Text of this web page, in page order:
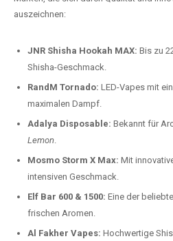
auszeichnen:
JNR Shisha Hookah MAX: Bis zu
Shisha-Geschmack.
RandM Tornado: LED-Vapes mit
maximalen Dampf.
Adalya Disposable: Bekannt für
Lemon.
Mosmo Storm X Max: Mit
intensiven Geschmack.
Elf Bar 600 & 1500: Eine der
frischen Aromen.
Al Fakher Vapes: Hochwertige